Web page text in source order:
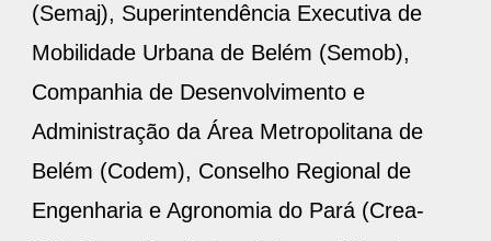
(Semaj), Superintendência Executiva de
Mobilidade Urbana de Belém (Semob),
Companhia de Desenvolvimento e
Administração da Área Metropolitana de
Belém (Codem), Conselho Regional de
Engenharia e Agronomia do Pará (Crea-